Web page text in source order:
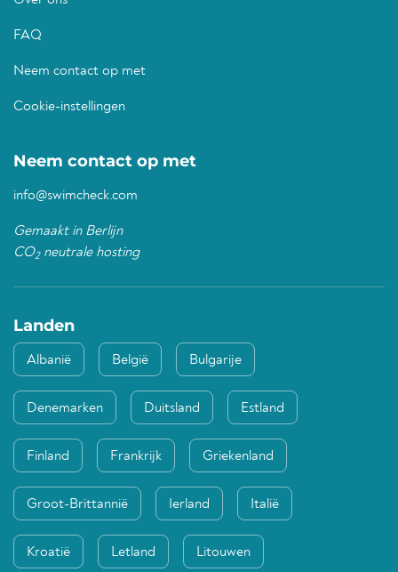
FAQ
Neem contact op met
Cookie-instellingen
Neem contact op met
info@swimcheck.com
Gemaakt in Berlijn
CO2neutrale hosting
Landen
Albanië België Bulgarije
Denemarken Duitsland Estland
Finland Frankrijk Griekenland
Groot-Brittannië Ierland Italië
Kroatië Letland Litouwen